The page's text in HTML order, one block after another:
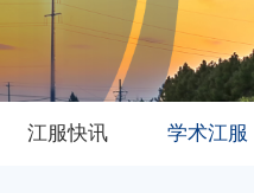
江服快讯 学术江服